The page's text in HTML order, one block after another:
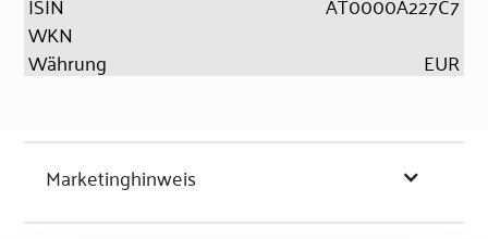
WKN
Währung
EUR
Marketinghinweis